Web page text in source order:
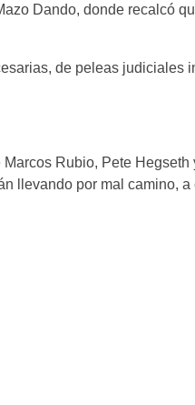
Dando, donde recalcó
de peleas judiciales
Rubio, Pete Hegseth
llevando por mal camino, a